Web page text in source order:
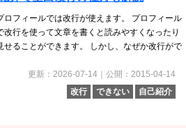
ロフィールでは改行が使えます。 プロフィール
改行を使って文章を書くと読みやすくなったり
せることができます。 しかし、なぜか改行がで
更新：2026-07-14｜公開：2015-04-14
改行
できない 自己紹介